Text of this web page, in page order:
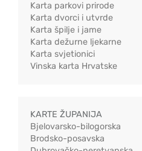
Karta parkovi prirode
Karta dvorci i utvrde
Karta špilje i jame
Karta dežurne ljekarne
Karta svjetionici
Vinska karta Hrvatske
KARTE ŽUPANIJA
Bjelovarsko-bilogorska
Brodsko-posavska